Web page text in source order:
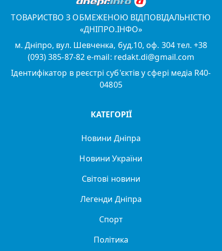
ТОВАРИСТВО З ОБМЕЖЕНОЮ ВІДПОВІДАЛЬНІСТЮ
«ДНІПРО.ІНФО»
м. Дніпро, вул. Шевченка, буд.10, оф. 304 тел. +38
(093) 385-87-82 e-mail: redakt.di@gmail.com
Ідентифікатор в реєстрі суб'єктів у сфері медіа R40-
04805
КАТЕГОРІЇ
Новини Дніпра
Новини України
Світові новини
Легенди Дніпра
Спорт
Політика